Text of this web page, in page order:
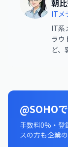
朝
ITメ
IT系
ラウ
ど、
@SOHO
手数料0%・登
スの方も企業